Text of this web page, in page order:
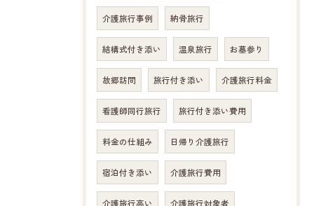
介護旅行事例 納骨旅行
結構式付き添い 温泉旅行 お墓参り
故郷訪問 旅行付き添い 介護旅行料金
看護師同行旅行 旅行付き添い費用
料金の仕組み 日帰り介護旅行
宿泊付き添い 介護旅行費用
介護旅行高い 介護旅行対象者